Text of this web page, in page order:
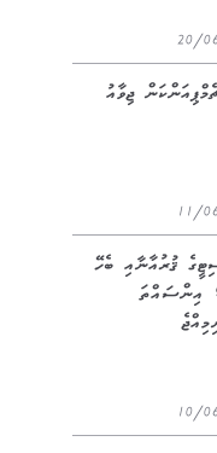
ޖިވާއު
ޤުރުއާނާއި ބެހޭ
މަރުކަޒުގެ 90 އިންސައްތަ